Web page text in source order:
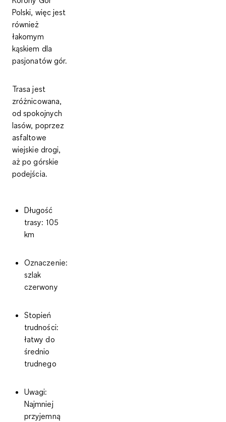
Polski, więc jest
również
łakomym
kąskiem dla
pasjonatów gór.
Trasa jest
zróżnicowana,
od spokojnych
lasów, poprzez
asfaltowe
wiejskie drogi,
aż po górskie
podejścia.
Długość
trasy: 105
km
Oznaczenie:
szlak
czerwony
Stopień
trudności:
łatwy do
średnio
trudnego
Uwagi:
Najmniej
przyjemną